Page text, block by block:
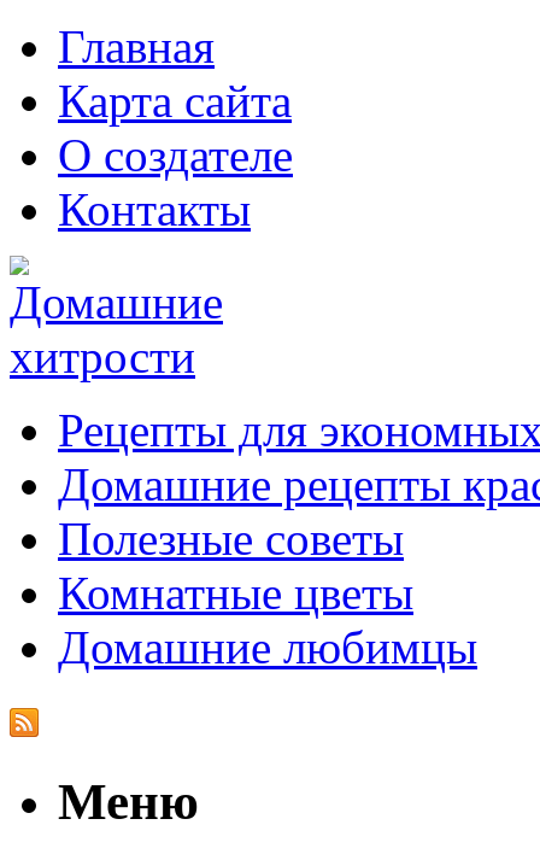
Главная
Карта сайта
О создателе
Контакты
Рецепты для
Домашние рецепты
Полезные советы
Комнатные цветы
Домашние любимцы
Меню